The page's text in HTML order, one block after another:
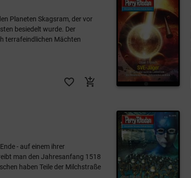
Planeten Skagsram, der vor
besiedelt wurde. Der
terrafeindlichen Mächten
favorite_border add_shopping_cart
- auf einem ihrer
man den Jahresanfang 1518
haben Teile der Milchstraße